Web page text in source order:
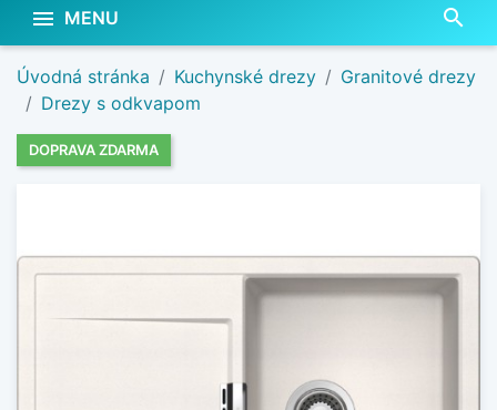
 MENU search
Úvodná stránka Kuchynské drezy
Granitové drezy
Drezy s odkvapom
DOPRAVA ZDARMA